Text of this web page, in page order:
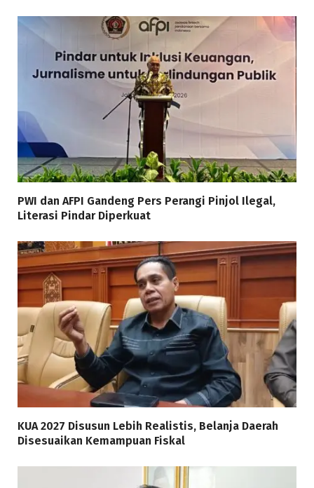
PWI dan AFPI Gandeng Pers Perangi Pinjol Ilegal,
Literasi Pindar Diperkuat
KUA 2027 Disusun Lebih Realistis, Belanja Daerah
Disesuaikan Kemampuan Fiskal